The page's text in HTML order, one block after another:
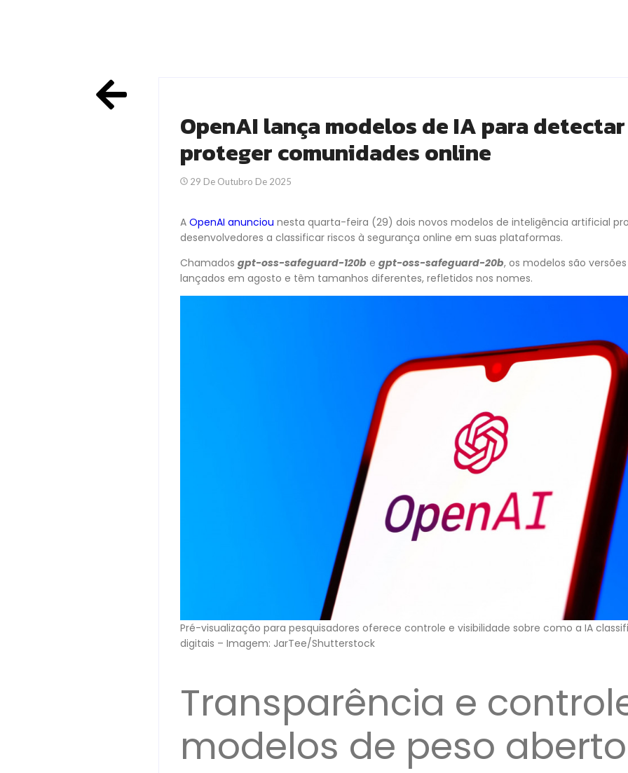
OpenAI lança modelos de IA para
proteger comunidades online
29 De Outubro De 2025
A OpenAI anunciou nesta quarta-feira (29) dois novos modelos de inteligência artificial
desenvolvedores a classificar riscos à segurança online em suas plataformas.
Chamados gpt-oss-safeguard-120b e gpt-oss-safeguard-20b, os modelos são
lançados em agosto e têm tamanhos diferentes, refletidos nos nomes.
Pré-visualização para pesquisadores oferece controle e visibilidade sobre como a IA
digitais – Imagem: JarTee/Shutterstock
Transparência e
modelos de peso aberto